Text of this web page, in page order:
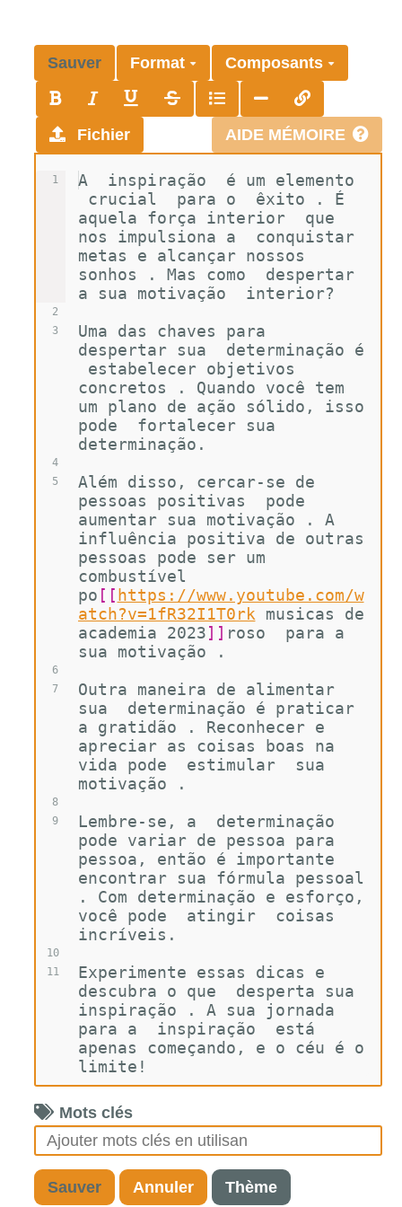
Sauver Format Composants
AIDE MÉMOIRE
Fichier
1
2
3
4
5
6
7
8
9
10
11
A  inspiração  é um elemento
crucial  para o  êxito . É
aquela força interior  que
nos impulsiona a  conquistar
metas e alcançar nossos
sonhos . Mas como  despertar
a sua motivação  interior?
Uma das chaves para
despertar sua  determinação é
estabelecer objetivos
concretos . Quando você tem
um plano de ação sólido, isso
pode  fortalecer sua
determinação.
Além disso, cercar-se de
pessoas positivas  pode
aumentar sua motivação . A
influência positiva de outras
pessoas pode ser um
combustível
po [[ https://www.youtube.com/w
atch?v=1fR32I1T0rk
musicas de
academia 2023]] roso  para a
sua motivação .
Outra maneira de alimentar
sua  determinação é praticar
a gratidão . Reconhecer e
apreciar as coisas boas na
vida pode  estimular  sua
motivação .
Lembre-se, a  determinação
pode variar de pessoa para
pessoa, então é importante
encontrar sua fórmula pessoal
. Com determinação e esforço,
você pode  atingir  coisas
incríveis.
Experimente essas dicas e
descubra o que  desperta sua
inspiração . A sua jornada
para a  inspiração  está
apenas começando, e o céu é o
limite!
Mots clés
Sauver Annuler Thème